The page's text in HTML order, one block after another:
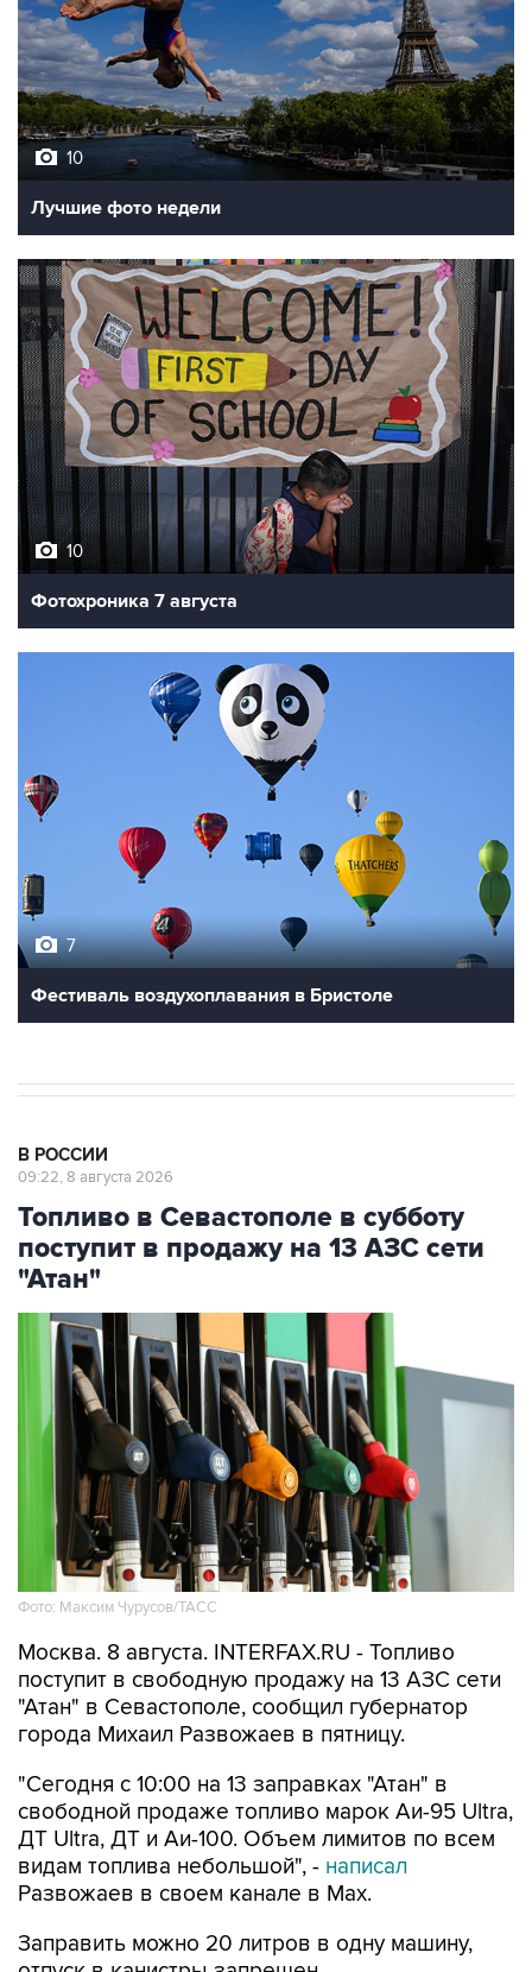
10
Лучшие фото недели
10
Фотохроника 7 августа
7
Фестиваль воздухоплавания в Бристоле
В РОССИИ
09:22, 8 августа 2026
Топливо в Севастополе в субботу
поступит в продажу на 13 АЗС сети
"Атан"
Фото: Максим Чурусов/ТАСС
Москва. 8 августа. INTERFAX.RU - Топливо
поступит в свободную продажу на 13 АЗС сети
"Атан" в Севастополе, сообщил губернатор
города Михаил Развожаев в пятницу.
"Сегодня с 10:00 на 13 заправках "Атан" в
свободной продаже топливо марок Аи-95 Ultra,
ДТ Ultra, ДТ и Аи-100. Объем лимитов по всем
видам топлива небольшой", - написал
Развожаев в своем канале в Max.
Заправить можно 20 литров в одну машину,